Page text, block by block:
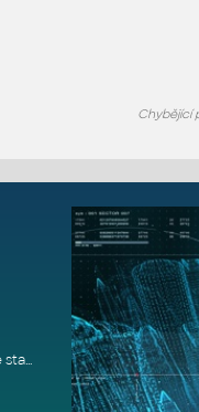
Chybějící
Bluebeam v propojeném pracovním postupu ve stavebnictví: Proč je int